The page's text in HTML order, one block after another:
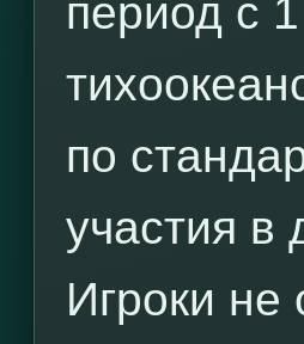
период с
по
участия в
Игроки не